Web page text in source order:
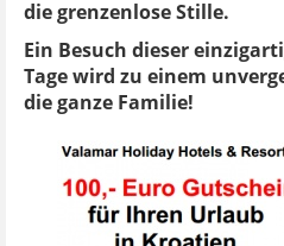
die grenzenlose Stille.
Ein Besuch dieser
Tage wird zu einem
die ganze Familie!